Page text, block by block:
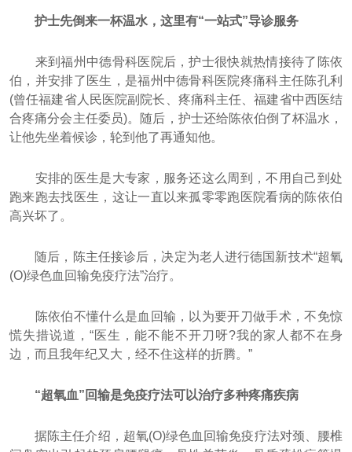
护士先倒来一杯温水，这里有“一站式”导诊服务
来到福州中德骨科医院后，护士很快就热情接待了陈依
伯，并安排了医生，是福州中德骨科医院疼痛科主任陈孔利
(曾任福建省人民医院副院长、疼痛科主任、福建省中西医结
合疼痛分会主任委员)。随后，护士还给陈依伯倒了杯温水，
让他先坐着候诊，轮到他了再通知他。
安排的医生是大专家，服务还这么周到，不用自己到处
跑来跑去找医生，这让一直以来孤零零跑医院看病的陈依伯
高兴坏了。
随后，陈主任接诊后，决定为老人进行德国新技术“超氧
(O)绿色血回输免疫疗法”治疗。
陈依伯不懂什么是血回输，以为要开刀做手术，不免惊
慌失措说道，“医生，能不能不开刀呀?我的家人都不在身
边，而且我年纪又大，经不住这样的折腾。”
“超氧血”回输是免疫疗法可以治疗多种疼痛疾病
据陈主任介绍，超氧(O)绿色血回输免疫疗法对颈、腰椎